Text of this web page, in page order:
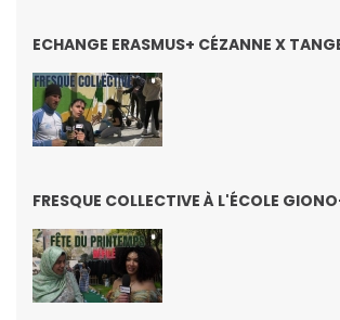
ECHANGE ERASMUS+ CÉZANNE X
FRESQUE COLLECTIVE À L'ÉCOLE